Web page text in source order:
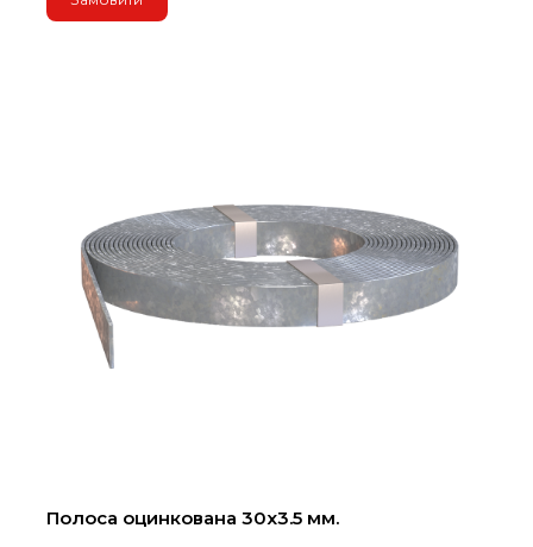
Полоса оцинкована 30х3.5 мм.